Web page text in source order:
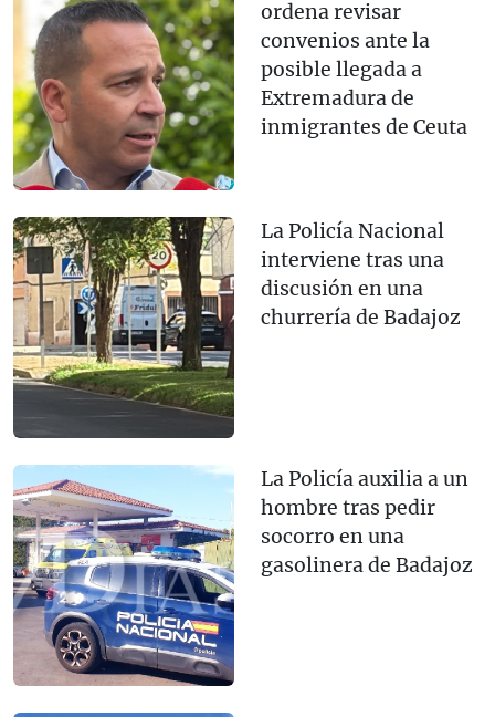
ordena revisar
convenios ante la
posible llegada a
Extremadura de
inmigrantes de Ceuta
La Policía Nacional
interviene tras una
discusión en una
churrería de Badajoz
La Policía auxilia a un
hombre tras pedir
socorro en una
gasolinera de Badajoz